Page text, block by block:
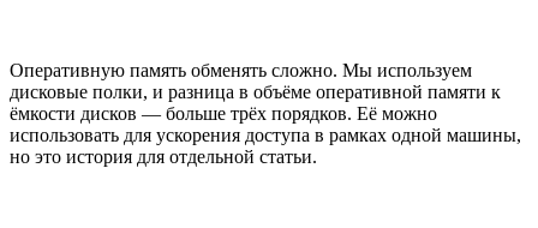
Оперативную память обменять сложно. Мы используем
дисковые полки, и разница в объёме оперативной памяти к
ёмкости дисков — больше трёх порядков. Её можно
использовать для ускорения доступа в рамках одной машины,
но это история для отдельной статьи.